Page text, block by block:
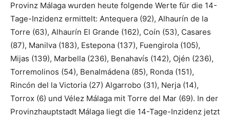
Provinz Málaga wurden heute folgende Werte für die 14-
Tage-Inzidenz ermittelt: Antequera (92), Alhaurín de la
Torre (63), Alhaurín El Grande (162), Coín (53), Casares
(87), Manilva (183), Estepona (137), Fuengirola (105),
Mijas (139), Marbella (236), Benahavís (142), Ojén (236),
Torremolinos (54), Benalmádena (85), Ronda (151),
Rincón del la Victoria (27) Algarrobo (31), Nerja (14),
Torrox (6) und Vélez Málaga mit Torre del Mar (69). In der
Provinzhauptstadt Málaga liegt die 14-Tage-Inzidenz jetzt